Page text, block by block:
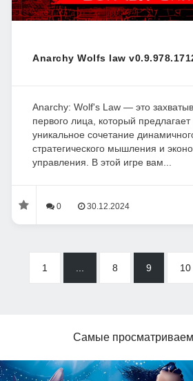
Anarchy Wolfs law
Anarchy: Wolf's Law — это
первого лица, который предлагает
уникальное сочетание
стратегического мышления и
управления. В этой игре вам...
0 30.12.2024
1 8 9 10
Самые